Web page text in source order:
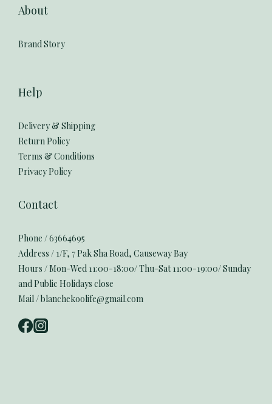
About
Brand Story
Help
Delivery & Shipping
Return Policy
Terms & Conditions
Privacy Policy
Contact
Phone / 63664695
Address / 1/F, 7 Pak Sha Road, Causeway Bay
Hours / Mon-Wed 11:00-18:00/ Thu-Sat 11:00-19:00/ Sunday
and Public Holidays close
Mail / blanchekoolife@gmail.com